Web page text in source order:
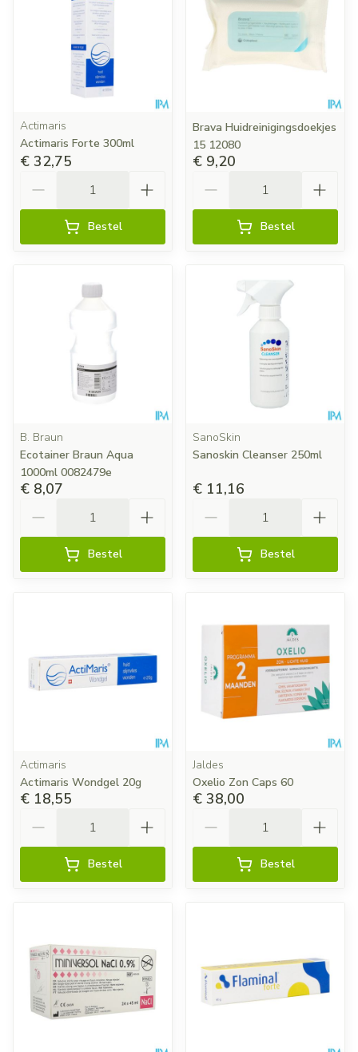
Actimaris
Actimaris Forte 300ml
€ 32,75
Bestel
Brava Huidreinigingsdoekjes
15 12080
€ 9,20
Bestel
B. Braun
Ecotainer Braun Aqua
1000ml 0082479e
€ 8,07
Bestel
SanoSkin
Sanoskin Cleanser 250ml
€ 11,16
Bestel
Actimaris
Actimaris Wondgel 20g
€ 18,55
Bestel
Jaldes
Oxelio Zon Caps 60
€ 38,00
Bestel